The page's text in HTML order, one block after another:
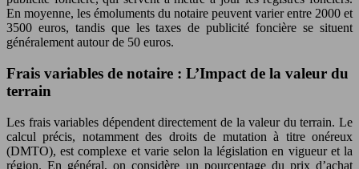
En moyenne, les émoluments du notaire peuvent varier entre 2000 et
3500 euros, tandis que les taxes de publicité foncière se situent
généralement autour de 50 euros.
Frais variables de notaire : L’Impact de la valeur du
terrain
Les frais variables dépendent directement de la valeur du terrain. Le
calcul précis, notamment des droits de mutation à titre onéreux
(DMTO), est complexe et varie selon la législation en vigueur et la
région. En général, on considère un pourcentage du prix d’achat